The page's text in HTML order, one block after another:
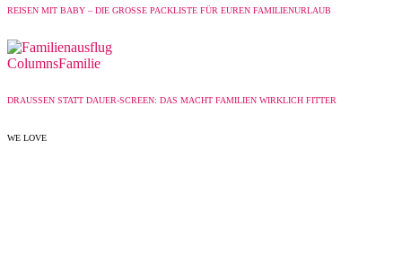
REISEN MIT BABY – DIE GROSSE PACKLISTE FÜR EUREN FAMILIENURLAUB
ColumnsFamilie
DRAUSSEN STATT DAUER-SCREEN: DAS MACHT FAMILIEN WIRKLICH FITTER
WE LOVE